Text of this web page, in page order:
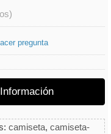
pregunta
camiseta camiseta-